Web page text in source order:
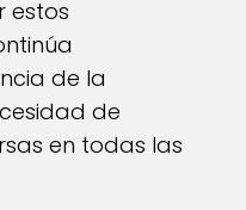
estos
de la
de
en todas las